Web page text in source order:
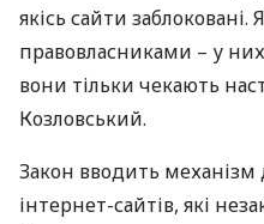
якісь сайти
правовласниками – у
вони тільки чекають
Козловський.
Закон вводить механізм
інтернет-сайтів, які